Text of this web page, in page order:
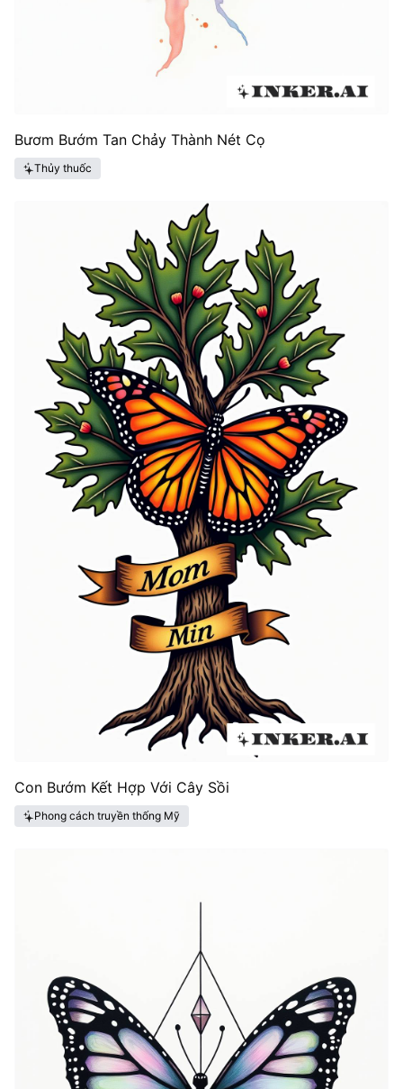
Bươm Bướm Tan Chảy Thành Nét Cọ
Thủy thuốc
Con Bướm Kết Hợp Với Cây Sồi
Phong cách truyền thống Mỹ